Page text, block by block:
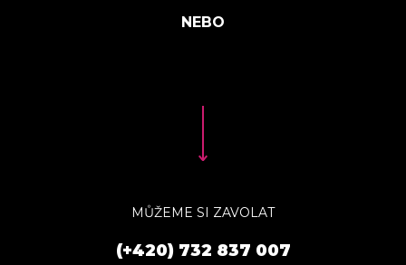
MŮŽEME SI ZAVOLAT
(+420) 732 837 007